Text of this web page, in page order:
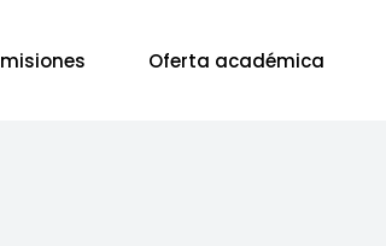
Oferta académica